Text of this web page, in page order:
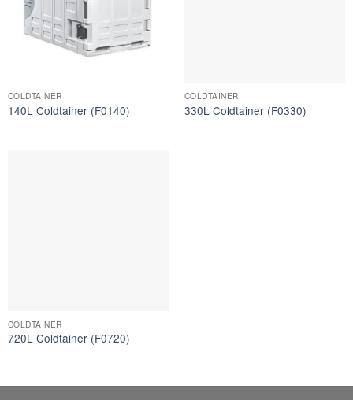
COLDTAINER
140L Coldtainer (F0140)
COLDTAINER
330L Coldtainer (F0330)
COLDTAINER
720L Coldtainer (F0720)